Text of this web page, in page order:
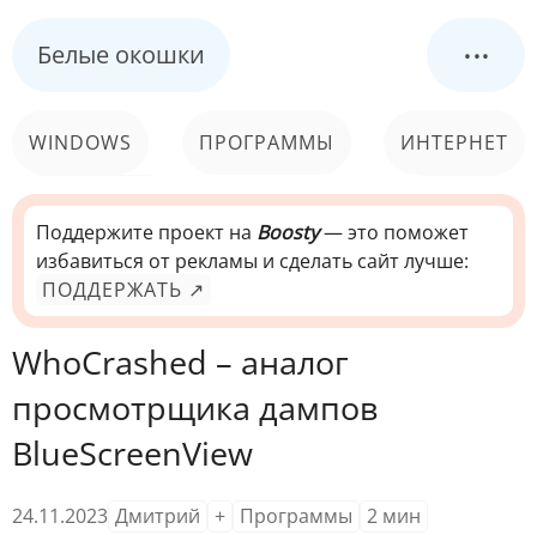
Белые окошки ...
WINDOWS ПРОГРАММЫ ИНТЕРНЕТ
КОМПЬЮТЕР
СИСТЕМА
Поддержите проект на Boosty— это поможет
избавиться от рекламы и сделать сайт лучше:
ПОДДЕРЖАТЬ ↗
WhoCrashed – аналог
просмотрщика дампов
BlueScreenView
24.11.2023 Дмитрий + Программы 2 мин